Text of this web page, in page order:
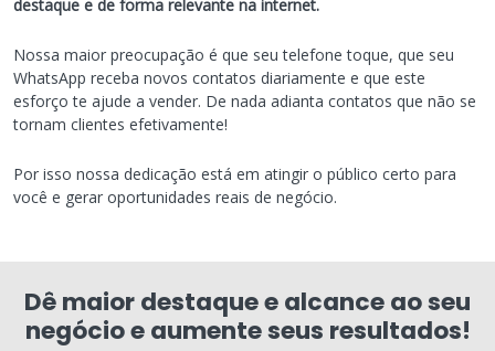
destaque e de forma relevante na internet.
Nossa maior preocupação é que seu telefone toque, que seu
WhatsApp receba novos contatos diariamente e que este
esforço te ajude a vender. De nada adianta contatos que não se
tornam clientes efetivamente!
Por isso nossa dedicação está em atingir o público certo para
você e gerar oportunidades reais de negócio.
Dê maior destaque e alcance ao seu
negócio e aumente seus resultados!